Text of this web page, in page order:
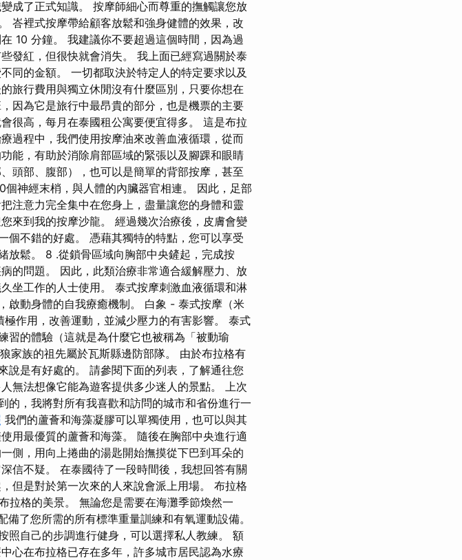
成了正式知識。 按摩師細心而尊重的撫觸讓您放
峇裡式按摩帶給顧客放鬆和強身健體的效果，改
10 分鐘。 我建議你不要超過這個時間，因為過
發紅，但很快就會消失。 我上面已經寫過關於泰
同的金額。 一切都取決於特定人的特定要求以及
旅行費用與獨立休閒沒有什麼區別，只要你想在
因為它是旅行中最昂貴的部分，也是機票的主要
很高，每月在泰國租公寓要便宜得多。 這是布拉
過程中，我們使用按摩油來改善血液循環，從而
能，有助於消除肩部區域的緊張以及腳踝和眼睛
頭部、腹部），也可以是簡單的背部按摩，甚至
神經末梢，與人體的內臟器官相連。 因此，足部
注意力完全集中在您身上，盡量讓您的身體和靈
來到我的按摩沙龍。 經過幾次治療後，皮膚會變
個不錯的好處。 憑藉其獨特的特點，您可以享受
放鬆。 8 .從鎖骨區域向胸部中央鏟起，完成按
的問題。 因此，此類治療非常適合緩解壓力、放
坐工作的人士使用。 泰式按摩刺激血液循環和淋
啟動身體的自我療癒機制。 白象 - 泰式按摩（米
作用，改善運動，並減少壓力的有害影響。 泰式
習的體驗（這就是為什麼它也被稱為「被動瑜
家族的祖先屬於瓦斯縣邊防部隊。 由於布拉格有
說是有好處的。 請參閱下面的列表，了解通往您
無法想像它能為遊客提供多少迷人的景點。 上次
的，我將對所有我喜歡和訪問的城市和省份進行一
我們的蘆薈和海藻凝膠可以單獨使用，也可以與其
用最優質的蘆薈和海藻。 隨後在胸部中央進行適
側，用向上捲曲的湯匙開始撫摸從下巴到耳朵的
信不疑。 在泰國待了一段時間後，我想回答有關
但是對於第一次來的人來說會派上用場。 布拉格
拉格的美景。 無論您是需要在海灘季節煥然一
了您所需的所有標準重量訓練和有氧運動設備。
照自己的步調進行健身，可以選擇私人教練。 額
心在布拉格已存在多年，許多城市居民認為水療